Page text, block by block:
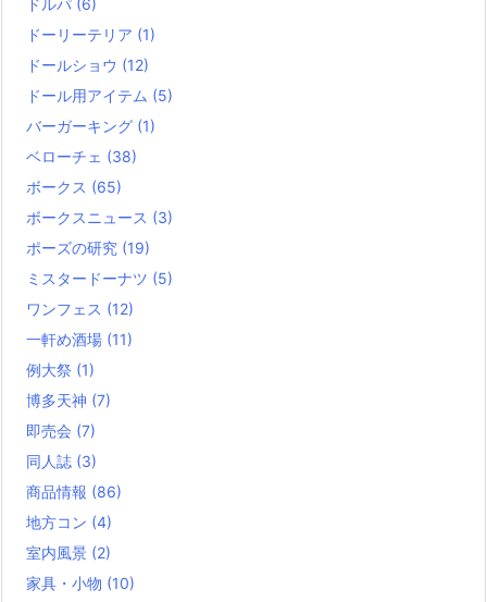
ドーリーテリア (1)
ドールショウ (12)
ドール用アイテム (5)
バーガーキング (1)
ベローチェ (38)
ボークス (65)
ボークスニュース (3)
ポーズの研究 (19)
ミスタードーナツ (5)
ワンフェス (12)
一軒め酒場 (11)
例大祭 (1)
博多天神 (7)
即売会 (7)
同人誌 (3)
商品情報 (86)
地方コン (4)
室内風景 (2)
家具・小物 (10)